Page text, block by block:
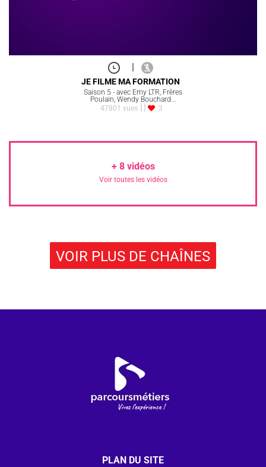
|
JE FILME MA FORMATION
Saison 5 - avec Emy LTR, Frères
Poulain, Wendy Bouchard...
47801 vues
3
+ 8vidéos
Voir toutes les vidéos
VOIR PLUS DE CHAÎNES
PLAN DU SITE